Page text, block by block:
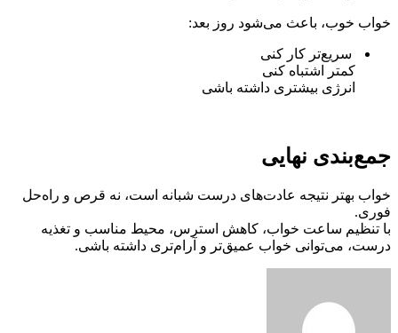
خواب خوب، باعث می‌شود روز بعد:
سریع‌تر کار کنی
کمتر اشتباه کنی
انرژی بیشتری داشته باشی
جمع‌بندی نهایی
خواب بهتر نتیجه عادت‌های درست شبانه است، نه قرص و راه‌حل
فوری.
با تنظیم ساعت خواب، کاهش استرس، محیط مناسب و تغذیه
درست، می‌توانی خواب عمیق‌تر و آرام‌تری داشته باشی.